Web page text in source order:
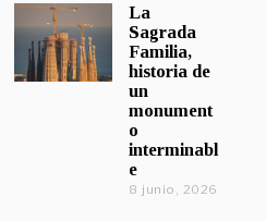
La
Sagrada
Familia,
historia de
un
monument
o
interminabl
e
8 junio, 2026